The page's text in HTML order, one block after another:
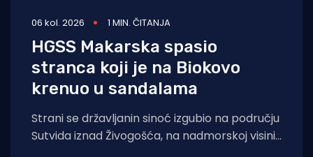
06 kol. 2026 1 MIN. ČITANJA
HGSS Makarska spasio
stranca koji je na Biokovo
krenuo u sandalama
Strani se državljanin sinoć izgubio na području
Sutvida iznad Živogošća, na nadmorskoj visini